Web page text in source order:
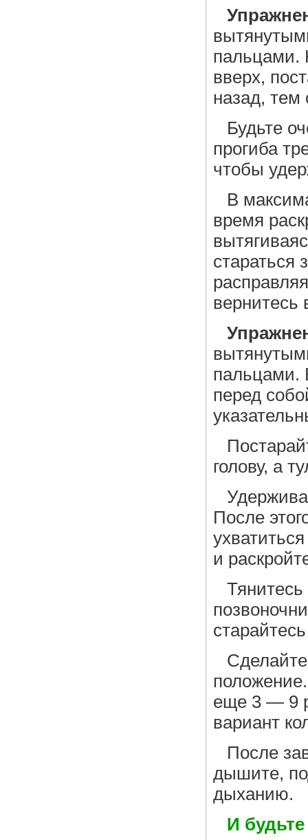
пальцами.
вверх,
назад,
Будьте
прогиба
чтобы
В
время
стараться
вернитесь
пальцами.
перед
голову, а
После
и
еще 3 — 9
вариант
После
дышите,
дыханию.
И